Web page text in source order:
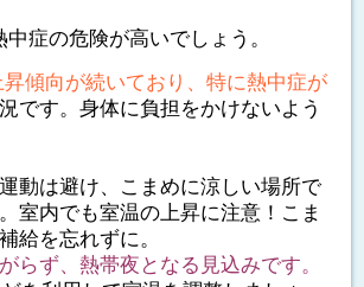
中症の危険が高いでしょう。
傾向が続いており、特に熱中症が
です。身体に負担をかけないよう
動は避け、こまめに涼しい場所で
室内でも室温の上昇に注意！こま
給を忘れずに。
らず、熱帯夜となる見込みです。